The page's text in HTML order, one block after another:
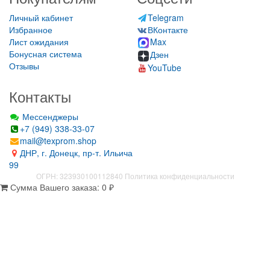
Личный кабинет
Избранное
Лист ожидания
Бонусная система
Отзывы
Telegram
ВКонтакте
Max
Дзен
YouTube
Контакты
Мессенджеры
+7 (949) 338-33-07
mail@texprom.shop
ДНР, г. Донецк, пр-т. Ильича
99
ОГРН: 323930100112840 Политика конфиденциальности
Сумма Вашего заказа: 0 ₽